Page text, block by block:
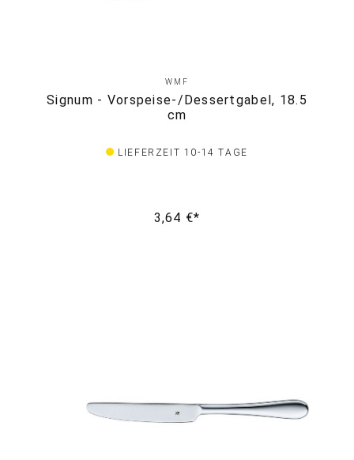
WMF
Signum - Vorspeise-/Dessertgabel, 18.5
cm
LIEFERZEIT 10-14 TAGE
3,64 €*